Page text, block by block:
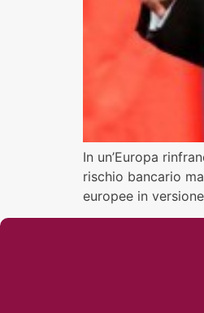
In un’Europa
rischio bancario
europee in